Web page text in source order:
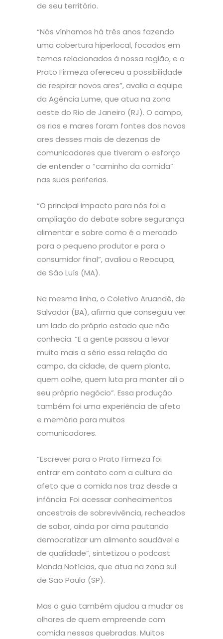
de seu território.
“Nós vínhamos há três anos fazendo
uma cobertura hiperlocal, focados em
temas relacionados à nossa região, e o
Prato Firmeza ofereceu a possibilidade
de respirar novos ares”, avalia a equipe
da Agência Lume, que atua na zona
oeste do Rio de Janeiro (RJ). O campo,
os rios e mares foram fontes dos novos
ares desses mais de dezenas de
comunicadores que tiveram o esforço
de entender o “caminho da comida”
nas suas periferias.
“O principal impacto para nós foi a
ampliação do debate sobre segurança
alimentar e sobre como é o mercado
para o pequeno produtor e para o
consumidor final”, avaliou o Reocupa,
de São Luís (MA).
Na mesma linha, o Coletivo Aruandê, de
Salvador (BA), afirma que conseguiu ver
um lado do próprio estado que não
conhecia. “E a gente passou a levar
muito mais a sério essa relação do
campo, da cidade, de quem planta,
quem colhe, quem luta pra manter ali o
seu próprio negócio”. Essa produção
também foi uma experiência de afeto
e memória para muitos
comunicadores.
“Escrever para o Prato Firmeza foi
entrar em contato com a cultura do
afeto que a comida nos traz desde a
infância. Foi acessar conhecimentos
ancestrais de sobrevivência, recheados
de sabor, ainda por cima pautando
democratizar um alimento saudável e
de qualidade”, sintetizou o podcast
Manda Notícias, que atua na zona sul
de São Paulo (SP).
Mas o guia também ajudou a mudar os
olhares de quem empreende com
comida nessas quebradas. Muitos